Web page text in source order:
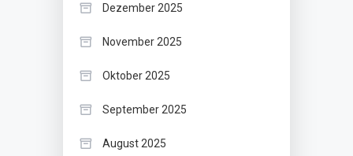
Dezember 2025
November 2025
Oktober 2025
September 2025
August 2025